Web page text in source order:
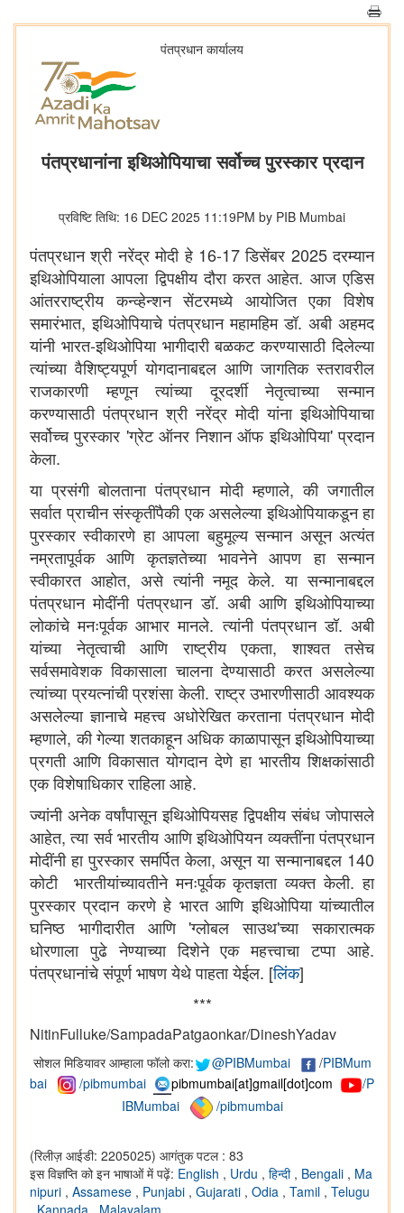
पंतप्रधान कार्यालय
पंतप्रधानांना इथिओपियाचा सर्वोच्च पुरस्कार प्रदान
प्रविष्टि तिथि: 16 DEC 2025 11:19PM by PIB Mumbai
पंतप्रधान श्री नरेंद्र मोदी हे 16-17 डिसेंबर 2025 दरम्यान
इथिओपियाला आपला द्विपक्षीय दौरा करत आहेत. आज एडिस
आंतरराष्ट्रीय कन्व्हेन्शन सेंटरमध्ये आयोजित एका विशेष
समारंभात, इथिओपियाचे पंतप्रधान महामहिम डॉ. अबी अहमद
यांनी भारत-इथिओपिया भागीदारी बळकट करण्यासाठी दिलेल्या
त्यांच्या वैशिष्ट्यपूर्ण योगदानाबद्दल आणि जागतिक स्तरावरील
राजकारणी म्हणून त्यांच्या दूरदर्शी नेतृत्वाच्या सन्मान
करण्यासाठी पंतप्रधान श्री नरेंद्र मोदी यांना इथिओपियाचा
सर्वोच्च पुरस्कार 'ग्रेट ऑनर निशान ऑफ इथिओपिया' प्रदान
केला.
या प्रसंगी बोलताना पंतप्रधान मोदी म्हणाले, की जगातील
सर्वात प्राचीन संस्कृतींपैकी एक असलेल्या इथिओपियाकडून हा
पुरस्कार स्वीकारणे हा आपला बहुमूल्य सन्मान असून अत्यंत
नम्रतापूर्वक आणि कृतज्ञतेच्या भावनेने आपण हा सन्मान
स्वीकारत आहोत, असे त्यांनी नमूद केले. या सन्मानाबद्दल
पंतप्रधान मोदींनी पंतप्रधान डॉ. अबी आणि इथिओपियाच्या
लोकांचे मनःपूर्वक आभार मानले. त्यांनी पंतप्रधान डॉ. अबी
यांच्या नेतृत्वाची आणि राष्ट्रीय एकता, शाश्वत तसेच
सर्वसमावेशक विकासाला चालना देण्यासाठी करत असलेल्या
त्यांच्या प्रयत्नांची प्रशंसा केली. राष्ट्र उभारणीसाठी आवश्यक
असलेल्या ज्ञानाचे महत्त्व अधोरेखित करताना पंतप्रधान मोदी
म्हणाले, की गेल्या शतकाहून अधिक काळापासून इथिओपियाच्या
प्रगती आणि विकासात योगदान देणे हा भारतीय शिक्षकांसाठी
एक विशेषाधिकार राहिला आहे.
ज्यांनी अनेक वर्षांपासून इथिओपियसह द्विपक्षीय संबंध जोपासले
आहेत, त्या सर्व भारतीय आणि इथिओपियन व्यक्तींना पंतप्रधान
मोदींनी हा पुरस्कार समर्पित केला, असून या सन्मानाबद्दल 140
कोटी भारतीयांच्यावतीने मनःपूर्वक कृतज्ञता व्यक्त केली. हा
पुरस्कार प्रदान करणे हे भारत आणि इथिओपिया यांच्यातील
घनिष्ठ भागीदारीत आणि 'ग्लोबल साउथ'च्या सकारात्मक
धोरणाला पुढे नेण्याच्या दिशेने एक महत्त्वाचा टप्पा आहे.
पंतप्रधानांचे संपूर्ण भाषण येथे पाहता येईल. [लिंक]
***
NitinFulluke/SampadaPatgaonkar/DineshYadav
सोशल मिडियावर आम्हाला फॉलो करा: @PIBMumbai /PIBMum
bai
/pibmumbai pibmumbai[at]gmail[dot]com
/P
IBMumbai
/pibmumbai
(रिलीज़ आईडी: 2205025) आगंतुक पटल : 83
इस विज्ञप्ति को इन भाषाओं में पढ़ें: English , Urdu , हिन्दी , Bengali , Ma
nipuri , Assamese , Punjabi , Gujarati , Odia , Tamil , Telugu
Kannada Malayalam